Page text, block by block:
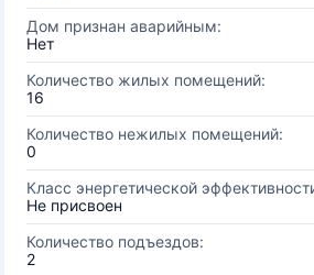
Дом признан аварийным:
Нет
Количество жилых помещений:
16
Количество нежилых помещений:
0
Класс энергетической
Не присвоен
Количество подъездов:
2